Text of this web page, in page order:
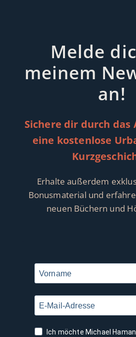
Melde
meinem
an!
Sichere dir durch das
eine kostenlose
Erhalte außerdem
Bonusmaterial und
neuen Büchern und
Ich möchte Michael